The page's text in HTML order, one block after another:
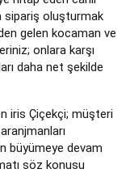
sipariş oluşturmak
gelen kocaman ve
onlara karşı
daha net şekilde
iris Çiçekçi; müşteri
büyümeye devam
söz konusu